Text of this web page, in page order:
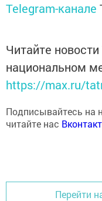
Telegram-канале
Читайте
национальном
https://max.ru/
Подписывайтесь на
читайте нас
Перейти